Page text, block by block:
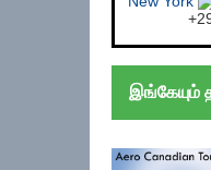
+
இங்கேயும்